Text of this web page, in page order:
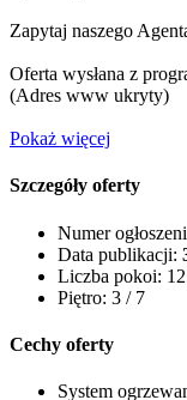
Zapytaj naszego
Oferta wysłana z
(Adres www ukryty)
Pokaż więcej
Szczegóły oferty
Numer
Data publikacji:
Liczba pokoi: 12
Piętro: 3 / 7
Cechy oferty
System